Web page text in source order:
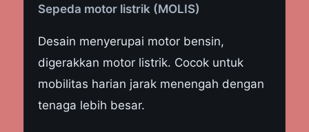
Sepeda motor listrik (MOLIS)
Desain menyerupai motor bensin,
digerakkan motor listrik. Cocok untuk
mobilitas harian jarak menengah dengan
tenaga lebih besar.